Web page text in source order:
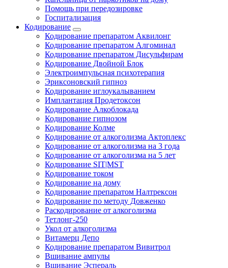
Помощь при передозировке
Госпитализация
Кодирование
Кодирование препаратом Аквилонг
Кодирование препаратом Алгоминал
Кодирование препаратом Дисульфирам
Кодирование Двойной Блок
Электроимпульсная психотерапия
Эриксоновский гипноз
Кодирование иглоукалыванием
Имплантация Продетоксон
Кодирование Алкоблокада
Кодирование гипнозом
Кодирование Колме
Кодирование от алкоголизма Актоплекс
Кодирование от алкоголизма на 3 года
Кодирование от алкоголизма на 5 лет
Кодирование SIT|MST
Кодирование током
Кодирование на дому
Кодирование препаратом Налтрексон
Кодирование по методу Довженко
Раскодирование от алкоголизма
Тетлонг-250
Укол от алкоголизма
Витамерц Депо
Кодирование препаратом Вивитрол
Вшивание ампулы
Вшивание Эспераль